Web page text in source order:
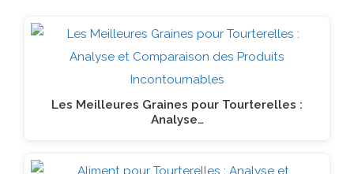
Les Meilleures Graines pour Tourterelles :
Analyse…